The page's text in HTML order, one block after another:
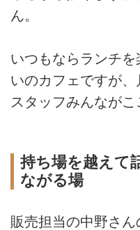
ん。
いつもならランチ
いのカフェですが、
スタッフみんながこ
持ち場を越えて
ながる場
販売担当の中野さん